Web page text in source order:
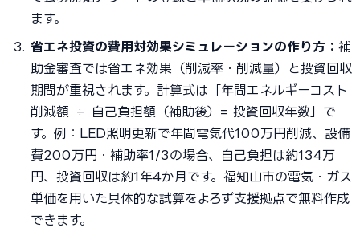
ます。
省エネ投資の費用対効果シミュレーションの作り方： 補
助金審査では省エネ効果（削減率・削減量）と投資回収
期間が重視されます。計算式は「年間エネルギーコスト
削減額 ÷ 自己負担額（補助後）= 投資回収年数」で
す。例：LED照明更新で年間電気代100万円削減、設備
費200万円・補助率1/3の場合、自己負担は約134万
円、投資回収は約1年4か月です。福知山市の電気・ガス
単価を用いた具体的な試算をよろず支援拠点で無料作成
できます。